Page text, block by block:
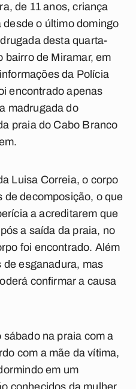
de 11 anos, criança
o último domingo
desta quarta-
bairro de Miramar, em
da Polícia
encontrado apenas
madrugada do
praia do Cabo Branco
Luisa Correia, o corpo
de decomposição, o que
a acreditarem que
a saída da praia, no
foi encontrado. Além
de esganadura, mas
confirmar a causa
na praia com a
com a mãe da vítima,
em um
conhecidos da mulher,